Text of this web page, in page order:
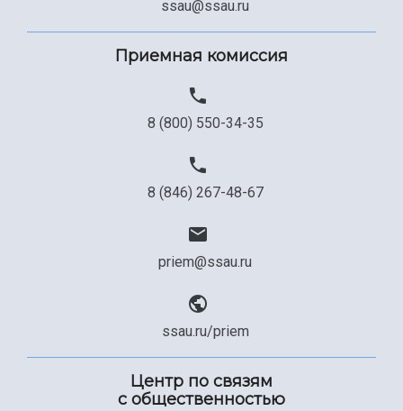
ssau@ssau.ru
Приемная комиссия
8 (800) 550-34-35
8 (846) 267-48-67
priem@ssau.ru
ssau.ru/priem
Центр по связям
с общественностью